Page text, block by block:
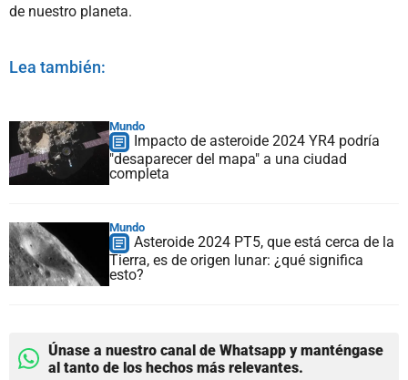
de nuestro planeta.
Lea también:
Mundo
Impacto de asteroide 2024 YR4 podría
"desaparecer del mapa" a una ciudad
completa
Mundo
Asteroide 2024 PT5, que está cerca de la
Tierra, es de origen lunar: ¿qué significa
esto?
Únase a nuestro canal de Whatsapp y manténgase
al tanto de los hechos más relevantes.